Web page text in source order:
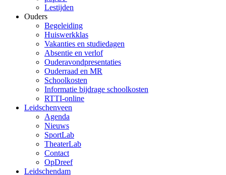
Lestijden
Ouders
Begeleiding
Huiswerkklas
Vakanties en studiedagen
Absentie en verlof
Ouderavondpresentaties
Ouderraad en MR
Schoolkosten
Informatie bijdrage schoolkosten
RTTI-online
Leidschenveen
Agenda
Nieuws
SportLab
TheaterLab
Contact
OpDreef
Leidschendam